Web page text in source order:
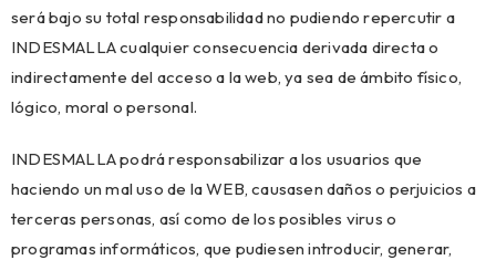
será bajo su total responsabilidad no pudiendo repercutir a
INDESMALLA cualquier consecuencia derivada directa o
indirectamente del acceso a la web, ya sea de ámbito físico,
lógico, moral o personal.
INDESMALLA podrá responsabilizar a los usuarios que
haciendo un mal uso de la WEB, causasen daños o perjuicios a
terceras personas, así como de los posibles virus o
programas informáticos, que pudiesen introducir, generar,